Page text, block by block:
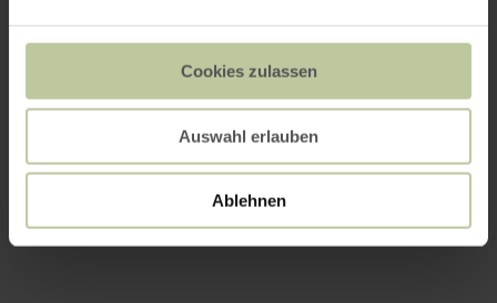
Cookies zulassen
Auswahl erlauben
Ablehnen